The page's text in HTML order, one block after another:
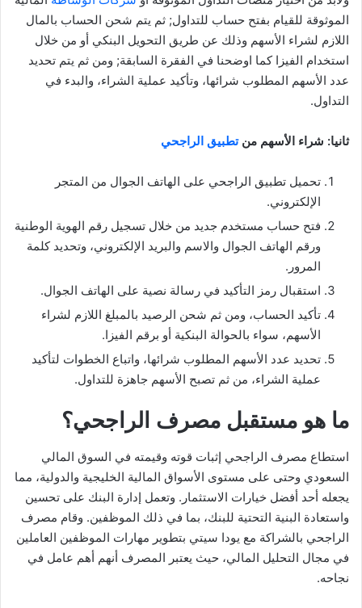
الموثوقة للقيام بفتح حساب للتداول; ثم يتم شحن الحساب بالمال
اللازم لشراء الأسهم وذلك عن طريق التحويل البنكي أو من خلال
استخدام الفيزا كما اوضحنا في الفقرة السابقة; ومن ثم يتم تحديد
عدد الأسهم المطلوب شرائها، وتأكيد عملية الشراء، والبدء في
التداول.
ثانيا: شراء الأسهم منتطبيق الراجحي
تحميل تطبيق الراجحي على الهاتف الجوال من المتجر
الإلكتروني.
فتح حساب مستخدم جديد من خلال تسجيل رقم الهوية الوطنية
ورقم الهاتف الجوال والاسم والبريد الإلكتروني، وتحديد كلمة
المرور.
استقبال رمز التأكيد في رسالة نصية على الهاتف الجوال.
تأكيد الحساب، ومن ثم شحن الرصيد بالمبلغ اللازم لشراء
الأسهم، سواء بالحوالة البنكية أو برقم الفيزا.
تحديد عدد الأسهم المطلوب شرائها، واتباع الخطوات لتأكيد
عملية الشراء، من ثم تصبح الأسهم جاهزة للتداول.
ما هو مستقبل مصرف الراجحي؟
استطاع مصرف الراجحي إثبات قوته وقيمته في السوق المالي
السعودي وحتى على مستوى الأسواق المالية الخليجية والدولية، مما
يجعله أحد أفضل خيارات الاستثمار. وتعمل إدارة البنك على تحسين
واستعادة البنية التحتية للبنك، بما في ذلك الموظفين. وقام مصرف
الراجحي بالشراكة مع يودا سيتي بتطوير مهارات الموظفين العاملين
في مجال التحليل المالي، حيث يعتبر المصرف أنهم أهم عامل في
نجاحه.